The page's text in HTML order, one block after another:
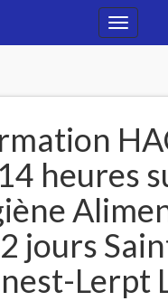
Toggle
14 heures
2 jours
Lerpt